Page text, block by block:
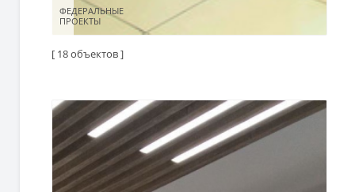
ФЕДЕРАЛЬНЫЕ
ПРОЕКТЫ
ФЕДЕРАЛЬНЫЕ
ПРОЕКТЫ
[ 18 объектов ]